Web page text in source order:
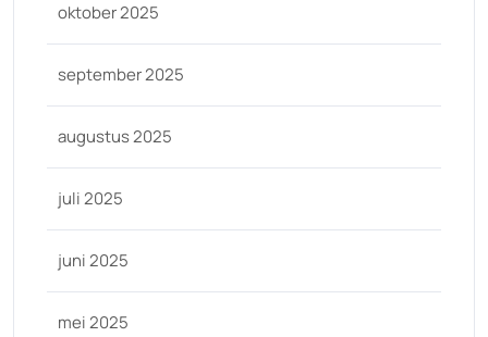
oktober 2025
september 2025
augustus 2025
juli 2025
juni 2025
mei 2025